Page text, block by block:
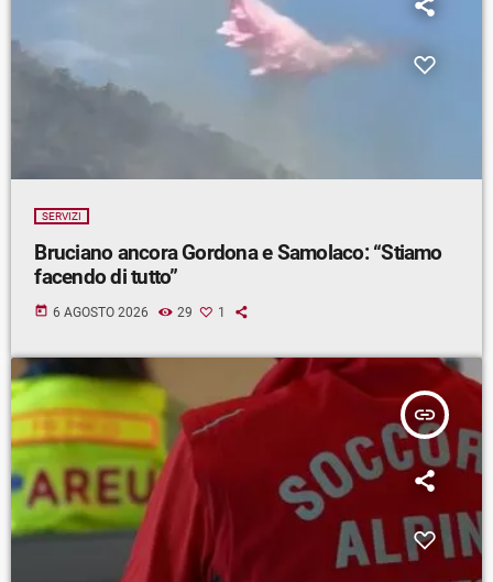
SERVIZI
Bruciano ancora Gordona e Samolaco: “Stiamo
facendo di tutto”
today 6 AGOSTO 2026 29 1
insert_link